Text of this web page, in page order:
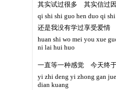
其实试过很多 其实信过
qi shi shi guo hen duo qi
还是我没有学过享受爱情
huan shi wo mei you xue
ni lai hui huo
一直等一种感觉 今天终
yi zhi deng yi zhong gan
dian kuang